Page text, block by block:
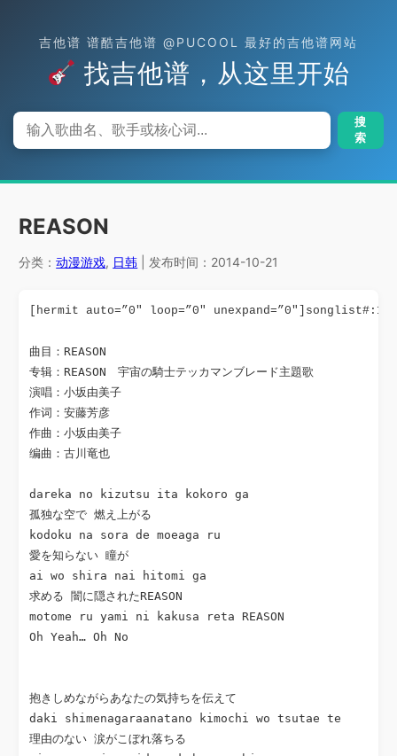
吉他谱 谱酷吉他谱 @PUCOOL 最好的吉他谱网站
找吉他谱，从这里开始
搜
索
REASON
分类：动漫游戏, 日韩 | 发布时间：2014-10-21
[hermit auto=”0″ loop=”0″
曲目：REASON
专辑：REASON　宇宙の騎士テッカマンブレード主題歌
演唱：小坂由美子
作词：安藤芳彦
作曲：小坂由美子
编曲：古川竜也
dareka no kizutsu ita kokoro ga
孤独な空で 燃え上がる
kodoku na sora de moeaga ru
愛を知らない 瞳が
ai wo shira nai hitomi ga
求める 闇に隠されたREASON
motome ru yami ni kakusa reta REASON
Oh Yeah… Oh No
抱きしめながらあなたの気持ちを伝えて
daki shimenagaraanatano kimochi wo tsutae te
理由のない 涙がこぼれ落ちる